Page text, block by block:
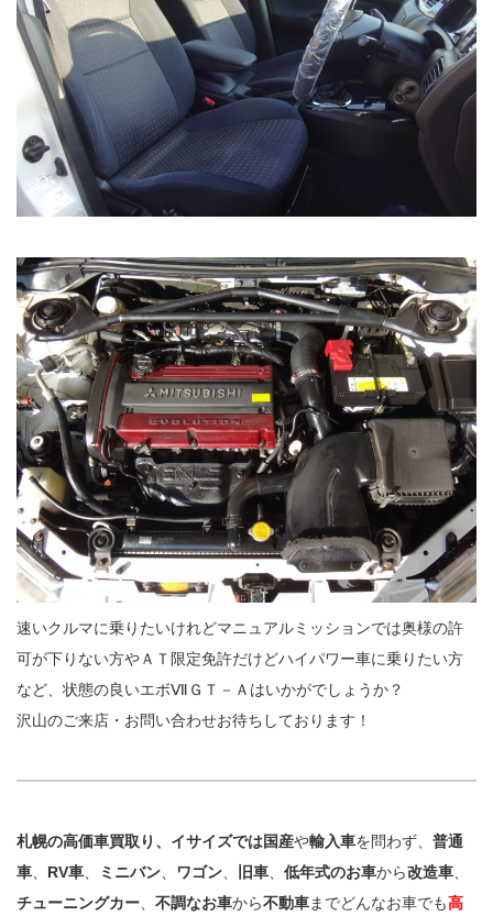
速いクルマに乗りたいけれどマニュアルミッションでは奥様の許
可が下りない方やＡＴ限定免許だけどハイパワー車に乗りたい方
など、状態の良いエボⅦＧＴ－Ａはいかがでしょうか？
沢山のご来店・お問い合わせお待ちしております！
札幌の高価車買取り、イサイズでは国産や輸入車を問わず、 普通
車
RV車 ミニバン ワゴン 旧車 低年式のお車から改造車
チューニングカー
不調なお車から不動車までどんなお車でも高